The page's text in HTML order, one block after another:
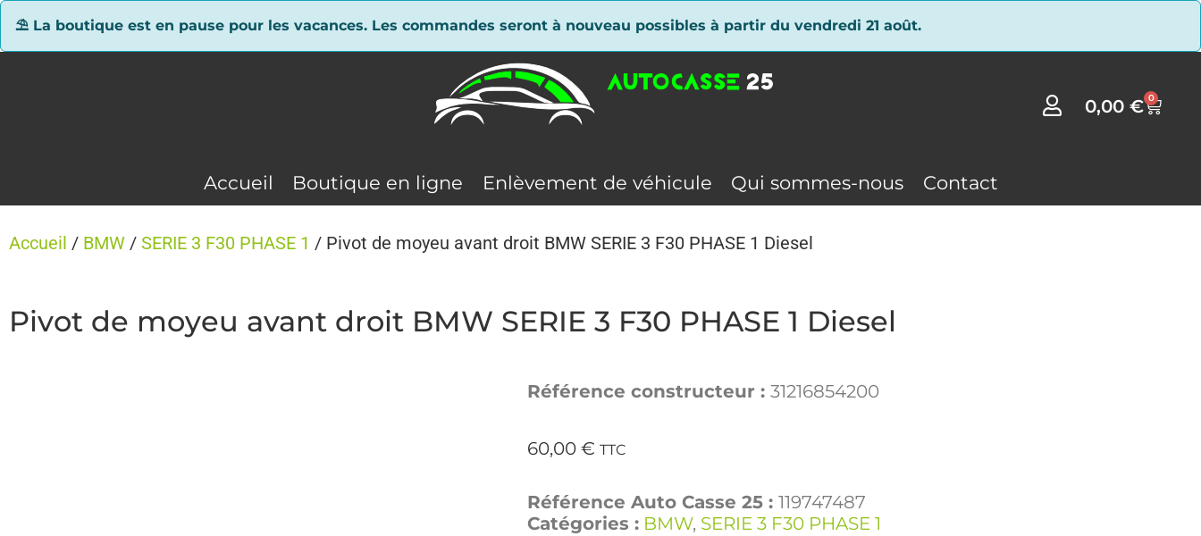
⛱ La boutique est en pause pour les vacances. Les commandes seront à nouveau possibles à partir du vendredi 21 août.
0,00€ 0
Accueil Boutique en ligne Enlèvement de véhicule Qui sommes-nous Contact
Accueil / BMW / SERIE 3 F30 PHASE 1 / Pivot de moyeu avant droit BMW SERIE 3 F30 PHASE 1 Diesel
Pivot de moyeu avant droit BMW SERIE 3 F30 PHASE 1 Diesel
Référence constructeur : 31216854200
60,00 € TTC
Référence Auto Casse 25 : 119747487
Catégories : BMW, SERIE 3 F30 PHASE 1
Panneau de gestion des cookies